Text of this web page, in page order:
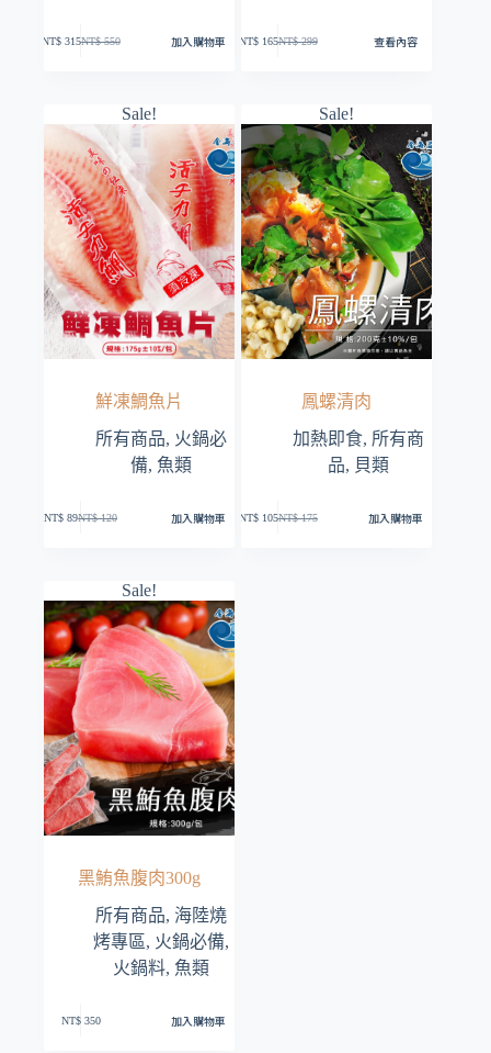
NT$550
原
NT$ 550。
NT$315
目
NT$ 315。
加入購物車 NT$299
原
NT$ 299。
NT$165
目
NT$ 165。
查看內容
Sale!
鮮凍鯛魚片
所有商品, 火鍋必
備, 魚類
NT$120
原
NT$ 120。
NT$ 89
目
NT$ 89。
加入購物車
Sale!
鳳螺清肉
加熱即食, 所有商
品, 貝類
NT$175
原
NT$105
目
加入購物車
Sale!
黑鮪魚腹肉300g
所有商品, 海陸燒
烤專區, 火鍋必備,
火鍋料, 魚類
NT$350 加入購物車